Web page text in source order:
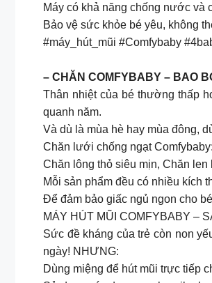
Máy có khả năng chống nước và
Bảo vệ sức khỏe bé yêu, không
#máy_hút_mũi #Comfybaby
– CHĂN COMFYBABY – BAO
Thân nhiệt của bé thường thấp
quanh năm.
Và dù là mùa hè hay mùa đông,
Chăn lưới chống ngạt
Chăn lông thỏ siêu mịn, Chăn
Mỗi sản phẩm đều có nhiều kích
Để đảm bảo giấc ngủ ngon cho
MÁY HÚT MŨI COMFYBABY –
Sức đề kháng của trẻ còn non
ngày! NHƯNG:
Dùng miệng để hút mũi trực tiếp